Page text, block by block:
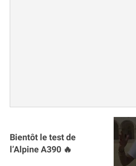
Bientôt le test de
l’Alpine A390 🔥